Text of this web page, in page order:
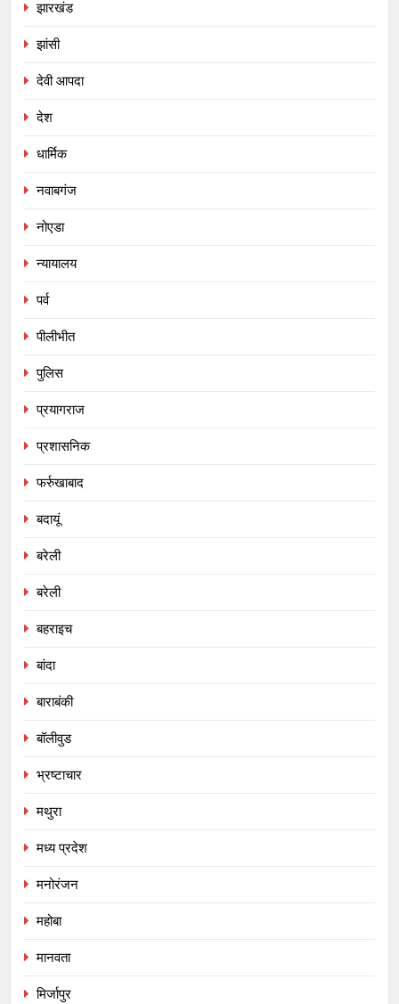
झारखंड
झांसी
देवी आपदा
देश
धार्मिक
नवाबगंज
नोएडा
न्यायालय
पर्व
पीलीभीत
पुलिस
प्रयागराज
प्रशासनिक
फर्रुखाबाद
बदायूं
बरेली
बरेली
बहराइच
बांदा
बाराबंकी
बॉलीवुड
भ्रष्टाचार
मथुरा
मध्य प्रदेश
मनोरंजन
महोबा
मानवता
मिर्जापुर